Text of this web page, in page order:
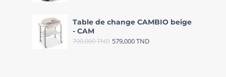
Table de change CAMBIO beige
- CAM
700,000TND 579,000TND